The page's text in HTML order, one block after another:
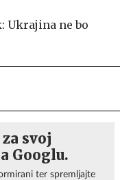
ne bo
svoj
Googlu.
ter spremljajte